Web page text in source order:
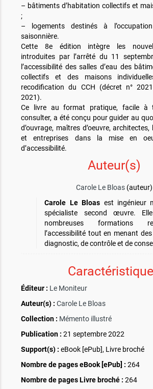
– bâtiments d’habitation collectifs et
;
– logements destinés à
saisonnière.
Cette 8e édition intègre les
introduites par l’arrêté du 11
l’accessibilité des salles d’eau des
collectifs et des maisons
recodification du CCH (décret n°
2021).
Ce livre au format pratique, facile à
consulter, a été conçu pour guider au
d’ouvrage, maîtres d’oeuvre, architectes,
et entreprises dans la mise en
d’accessibilité.
Auteur(s)
Carole Le Bloas(auteur)
Carole Le Bloas est ingénieur
spécialiste second œuvre.
nombreuses formations
l’accessibilité tout en menant
diagnostic, de contrôle et de
Éditeur : Le Moniteur
Auteur(s) : Carole Le Bloas
Collection : Mémento illustré
Publication : 21 septembre 2022
Support(s) : eBook [ePub], Livre broché
Nombre de pages eBook [ePub] : 264
Nombre de pages Livre broché : 264